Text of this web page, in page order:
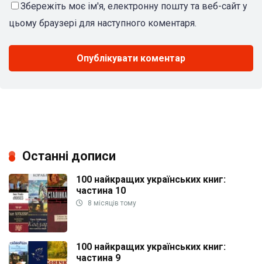
Збережіть моє ім'я, електронну пошту та веб-сайт у
цьому браузері для наступного коментаря.
Останні дописи
100 найкращих українських книг:
частина 10
8 місяців тому
100 найкращих українських книг:
частина 9